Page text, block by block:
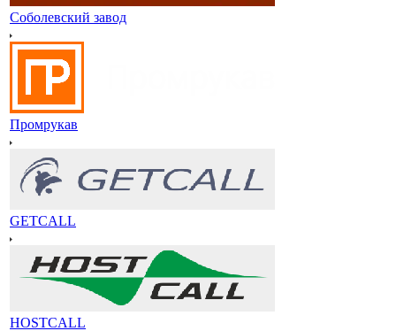
Соболевский завод
Промрукав
GETCALL
HOSTCALL